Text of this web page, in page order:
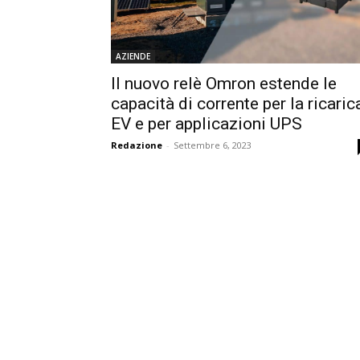
AZIENDE
Il nuovo relè Omron estende le
capacità di corrente per la
EV e per applicazioni UPS
Redazione - Settembre 6, 2023